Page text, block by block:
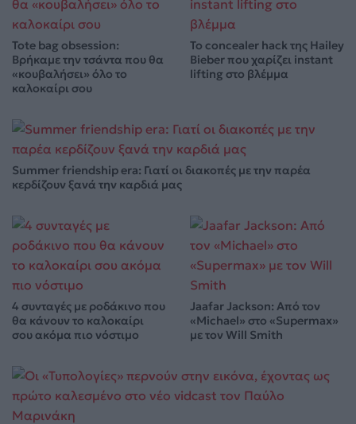
Tote bag obsession:
Βρήκαμε την τσάντα που θα
«κουβαλήσει» όλο το
καλοκαίρι σου
Το concealer hack της Hailey
Bieber που χαρίζει instant
lifting στο βλέμμα
Summer friendship era: Γιατί οι διακοπές με την παρέα
κερδίζουν ξανά την καρδιά μας
4 συνταγές με ροδάκινο που
θα κάνουν το καλοκαίρι
σου ακόμα πιο νόστιμο
Jaafar Jackson: Από τον
«Michael» στο «Supermax»
με τον Will Smith